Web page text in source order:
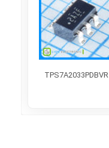
TPS7A2033PDBVR